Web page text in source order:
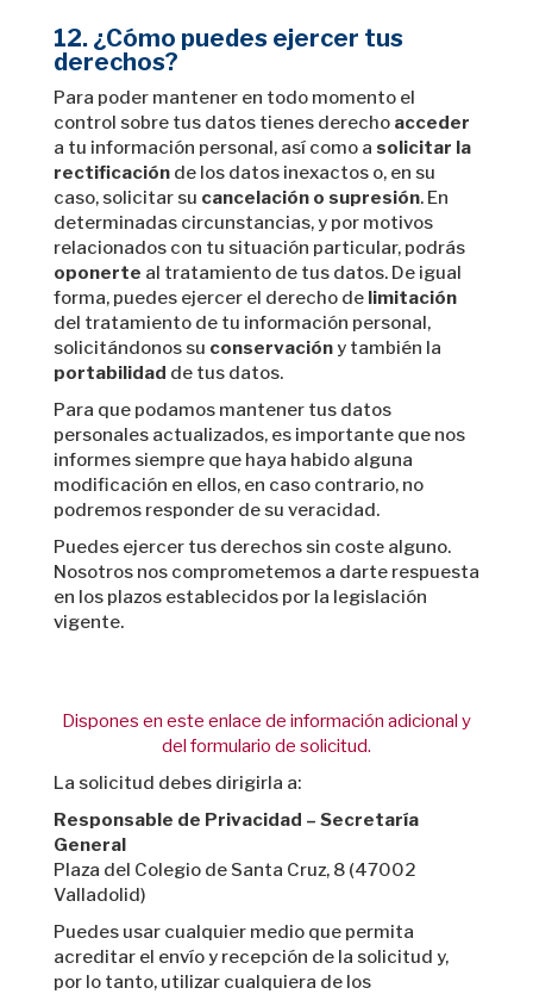
12. ¿Cómo puedes ejercer tus
derechos?
Para poder mantener en todo momento el
control sobre tus datos tienes derecho acceder
a tu información personal, así como a solicitar la
rectificación de los datos inexactos o, en su
caso, solicitar su cancelación o supresión. En
determinadas circunstancias, y por motivos
relacionados con tu situación particular, podrás
oponerte al tratamiento de tus datos. De igual
forma, puedes ejercer el derecho de limitación
del tratamiento de tu información personal,
solicitándonos su conservacióny también la
portabilidad de tus datos.
Para que podamos mantener tus datos
personales actualizados, es importante que nos
informes siempre que haya habido alguna
modificación en ellos, en caso contrario, no
podremos responder de su veracidad.
Puedes ejercer tus derechos sin coste alguno.
Nosotros nos comprometemos a darte respuesta
en los plazos establecidos por la legislación
vigente.
Dispones en este enlace de información adicional y
del formulario de solicitud.
La solicitud debes dirigirla a:
Responsable de Privacidad – Secretaría
General
Plaza del Colegio de Santa Cruz, 8 (47002
Valladolid)
Puedes usar cualquier medio que permita
acreditar el envío y recepción de la solicitud y,
por lo tanto, utilizar cualquiera de los